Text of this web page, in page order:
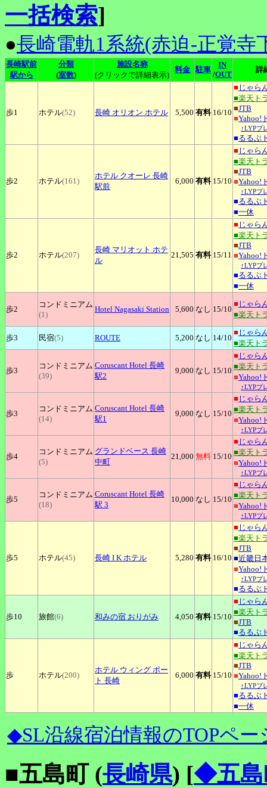
一括検索]
●長崎電軌1系統(赤迫-正覚寺
長崎駅前
駅から
分類
(室数)
施設名称
(クリックで詳細表示)
料金 駐車
IN
/OUT
詳
歩1 ホテル(52) 長崎 オリオン ホテル 5,500 有料 16/10
■ じゃら
■楽天ト
■JTB
■Yahoo!
↑LYPプ
■るるぶ
歩2 ホテル(161)
ホテル クオーレ 長崎
駅前
6,000 有料 15/10
■ じゃら
■楽天ト
■JTB
■Yahoo!
↑LYPプ
■るるぶ
■一休
歩2 ホテル(207)
長崎 マリオット ホテ
ル
21,505 有料 15/11
■ じゃら
■楽天ト
■JTB
■Yahoo!
↑LYPプ
■るるぶ
■一休
歩2
コンドミニアム
(1)
Hotel Nagasaki Station 5,600 なし 15/10
■ じゃら
■楽天ト
歩3 民宿(5) ROUTE 5,200 なし 14/10
■ じゃら
■楽天ト
歩3
コンドミニアム
(39)
Coruscant Hotel 長崎
駅2
9,000 なし 15/10
■ じゃら
■楽天ト
■Yahoo!
↑LYPプ
歩3
コンドミニアム
(14)
Coruscant Hotel 長崎
駅1
9,000 なし 15/10
■ じゃら
■楽天ト
■Yahoo!
↑LYPプ
歩4
コンドミニアム
(5)
グランドベース 長崎
中町
21,000 無料 15/10
■ じゃら
■楽天ト
■Yahoo!
↑LYPプ
歩5
コンドミニアム
(18)
Coruscant Hotel 長崎
駅 3
10,000 なし 15/10
■ じゃら
■楽天ト
■Yahoo!
↑LYPプ
歩5 ホテル(45) 長崎 I K ホテル 5,280 有料 16/10
■ じゃら
■楽天ト
■JTB
■近畿日
■Yahoo!
↑LYPプ
■るるぶ
歩10 旅館(6) 和みの宿 おりがみ 4,050 有料 15/10
■ じゃら
■楽天ト
■JTB
■るるぶ
歩 ホテル(200)
ホテル ウィング ポー
ト 長崎
6,000 有料 15/10
■ じゃら
■楽天ト
■JTB
■Yahoo!
↑LYPプ
■るるぶ
■一休
◆SL沿線宿泊情報のTOPペー
■五島町 (長崎県) [◆五島